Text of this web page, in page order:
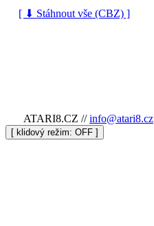
[ ⬇ Stáhnout vše (CBZ) ]
ATARI8.CZ // info@atari8.cz
[ klidový režim: ]